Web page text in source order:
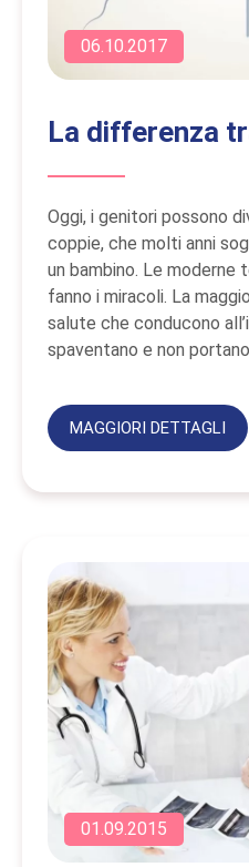
06.10.2017
La differenza
Oggi, i genitori possono
coppie, che molti anni
un bambino. Le
fanno i miracoli. La
salute che conducono
spaventano e non portano
MAGGIORI DETTAGLI
01.09.2015